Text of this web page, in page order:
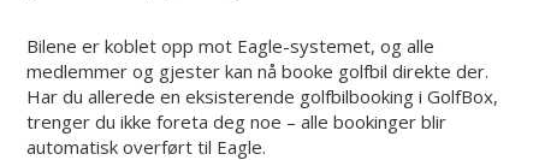
Bilene er koblet opp mot Eagle-systemet, og alle
medlemmer og gjester kan nå booke golfbil direkte der.
Har du allerede en eksisterende golfbilbooking i GolfBox,
trenger du ikke foreta deg noe – alle bookinger blir
automatisk overført til Eagle.